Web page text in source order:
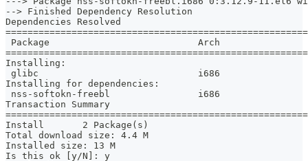
--> Finished Dependency Resolution
Dependencies Resolved
Package                           Arch
Installing:
glibc                             i686
Installing for dependencies:
nss-softokn-freebl                i686
Transaction Summary
Install       2 Package(s)
Total download size: 4.4 M
Installed size: 13 M
Is this ok [y/N]: y